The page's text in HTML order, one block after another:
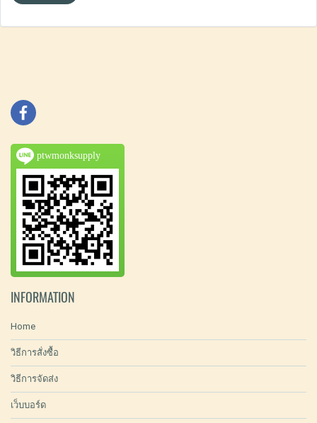
ptwmonksupply
INFORMATION
Home
วิธีการสั่งซื้อ
วิธีการจัดส่ง
เว็บบอร์ด